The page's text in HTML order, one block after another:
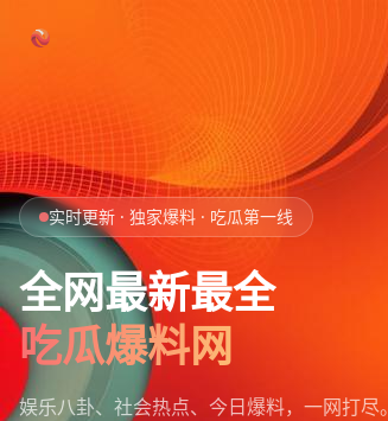
首页
娱乐吃瓜
社会热点
今日爆料
排行榜
实时更新 · 独家爆料 · 吃瓜第一线
全网最新最全
吃瓜爆料网
娱乐八卦、社会热点、今日爆料，一网打尽。